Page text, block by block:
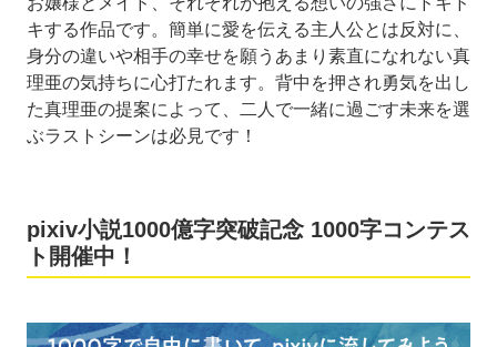
キする作品です。簡単に愛を伝える主人公とは反対に、
身分の違いや相手の幸せを願うあまり素直になれない真
理亜の気持ちに心打たれます。背中を押され勇気を出し
た真理亜の提案によって、二人で一緒に過ごす未来を選
ぶラストシーンは必見です！
pixiv小説1000億字突破記念 1000字コンテス
ト開催中！